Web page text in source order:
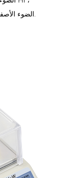
الضوء الأصفر مضاء والتنبيه ، عندما يكون الوزن أقل لو.